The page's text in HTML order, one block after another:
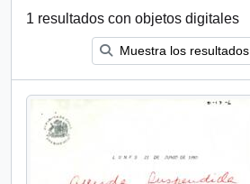
1 resultados con objetos digitales
Muestra los